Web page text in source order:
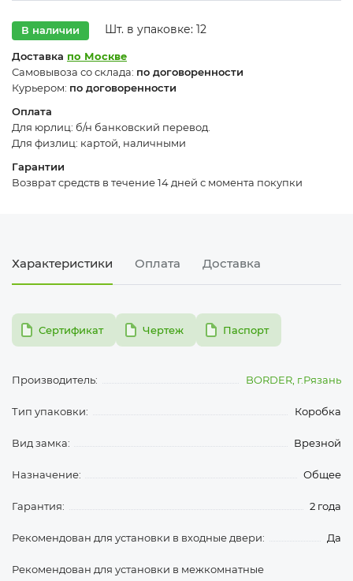
В наличии Шт. в упаковке: 12
Доставка по Москве
Самовывоза со склада: по договоренности
Курьером: по договоренности
Оплата
Для юрлиц: б/н банковский перевод.
Для физлиц: картой, наличными
Гарантии
Возврат средств в течение 14 дней с момента покупки
Характеристики Оплата Доставка
pdfСертификат pdfЧертеж pdfПаспорт
Производитель: BORDER, г.Рязань
Тип упаковки: Коробка
Вид замка: Врезной
Назначение: Общее
Гарантия: 2 года
Рекомендован для установки в входные двери: Да
Рекомендован для установки в межкомнатные